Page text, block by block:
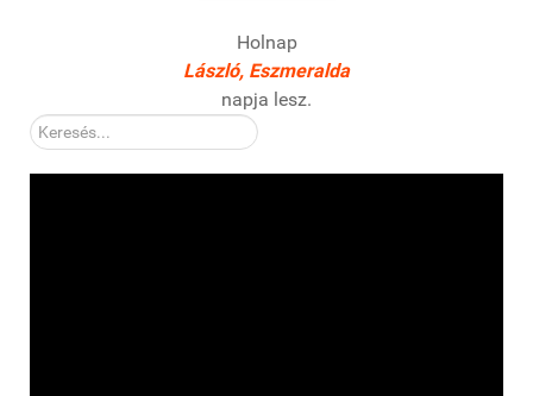
Holnap
László, Eszmeralda
napja lesz.
Kereső: